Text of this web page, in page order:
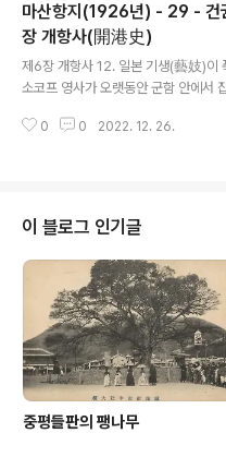
지해 다른 외국인에게 팔거나 필려주
구거(溝渠)는 미매수지 전부의 매수가
가하지 않을 것. 1. 전관지 북쪽 경계
은 실검(實檢)하고 일본전관지 내에
과 교환해야 할 것. 1. 마산포에서의 악
을 한국인 손에서 수사할 수 있게 정찰
마산항지(1926년) - 29 -
장 개항사(開港史)
제6장 개항사 12. 일본 기생(藝妓)이
소코프 영사가 오랫동안 군함 안에서
러시아인 소유의 일식 건축 민가를 빌
하여 6월 1일에 낙성식을 그 관내에서
우리 일본 동포들은 모두 마산포란 누
기에 사카타 영사는 거류지에로의 이
호응하여 첫 번째로 거류지에 이주한
도, 생화, 요리, 조원(造園), 바둑 등
리에 다마노신..
0 0 2022. 12. 26.
이 블로그 인기글
중평들판의 팽나무